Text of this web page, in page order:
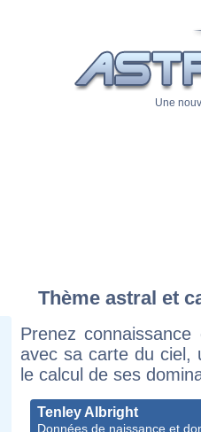
Une
Thème astral et
Prenez
avec sa carte du ciel,
le calcul de ses
Tenley Albright
Données de naissance et